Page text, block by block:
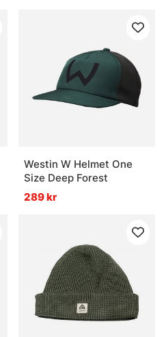
Westin W Helmet One
Size Deep Forest
289 kr